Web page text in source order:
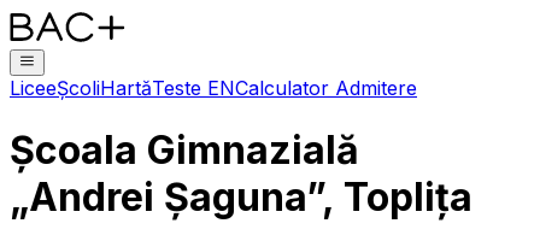
LiceeȘcoliHartăTeste ENCalculator Admitere
Școala Gimnazială
„Andrei Șaguna”, Toplița